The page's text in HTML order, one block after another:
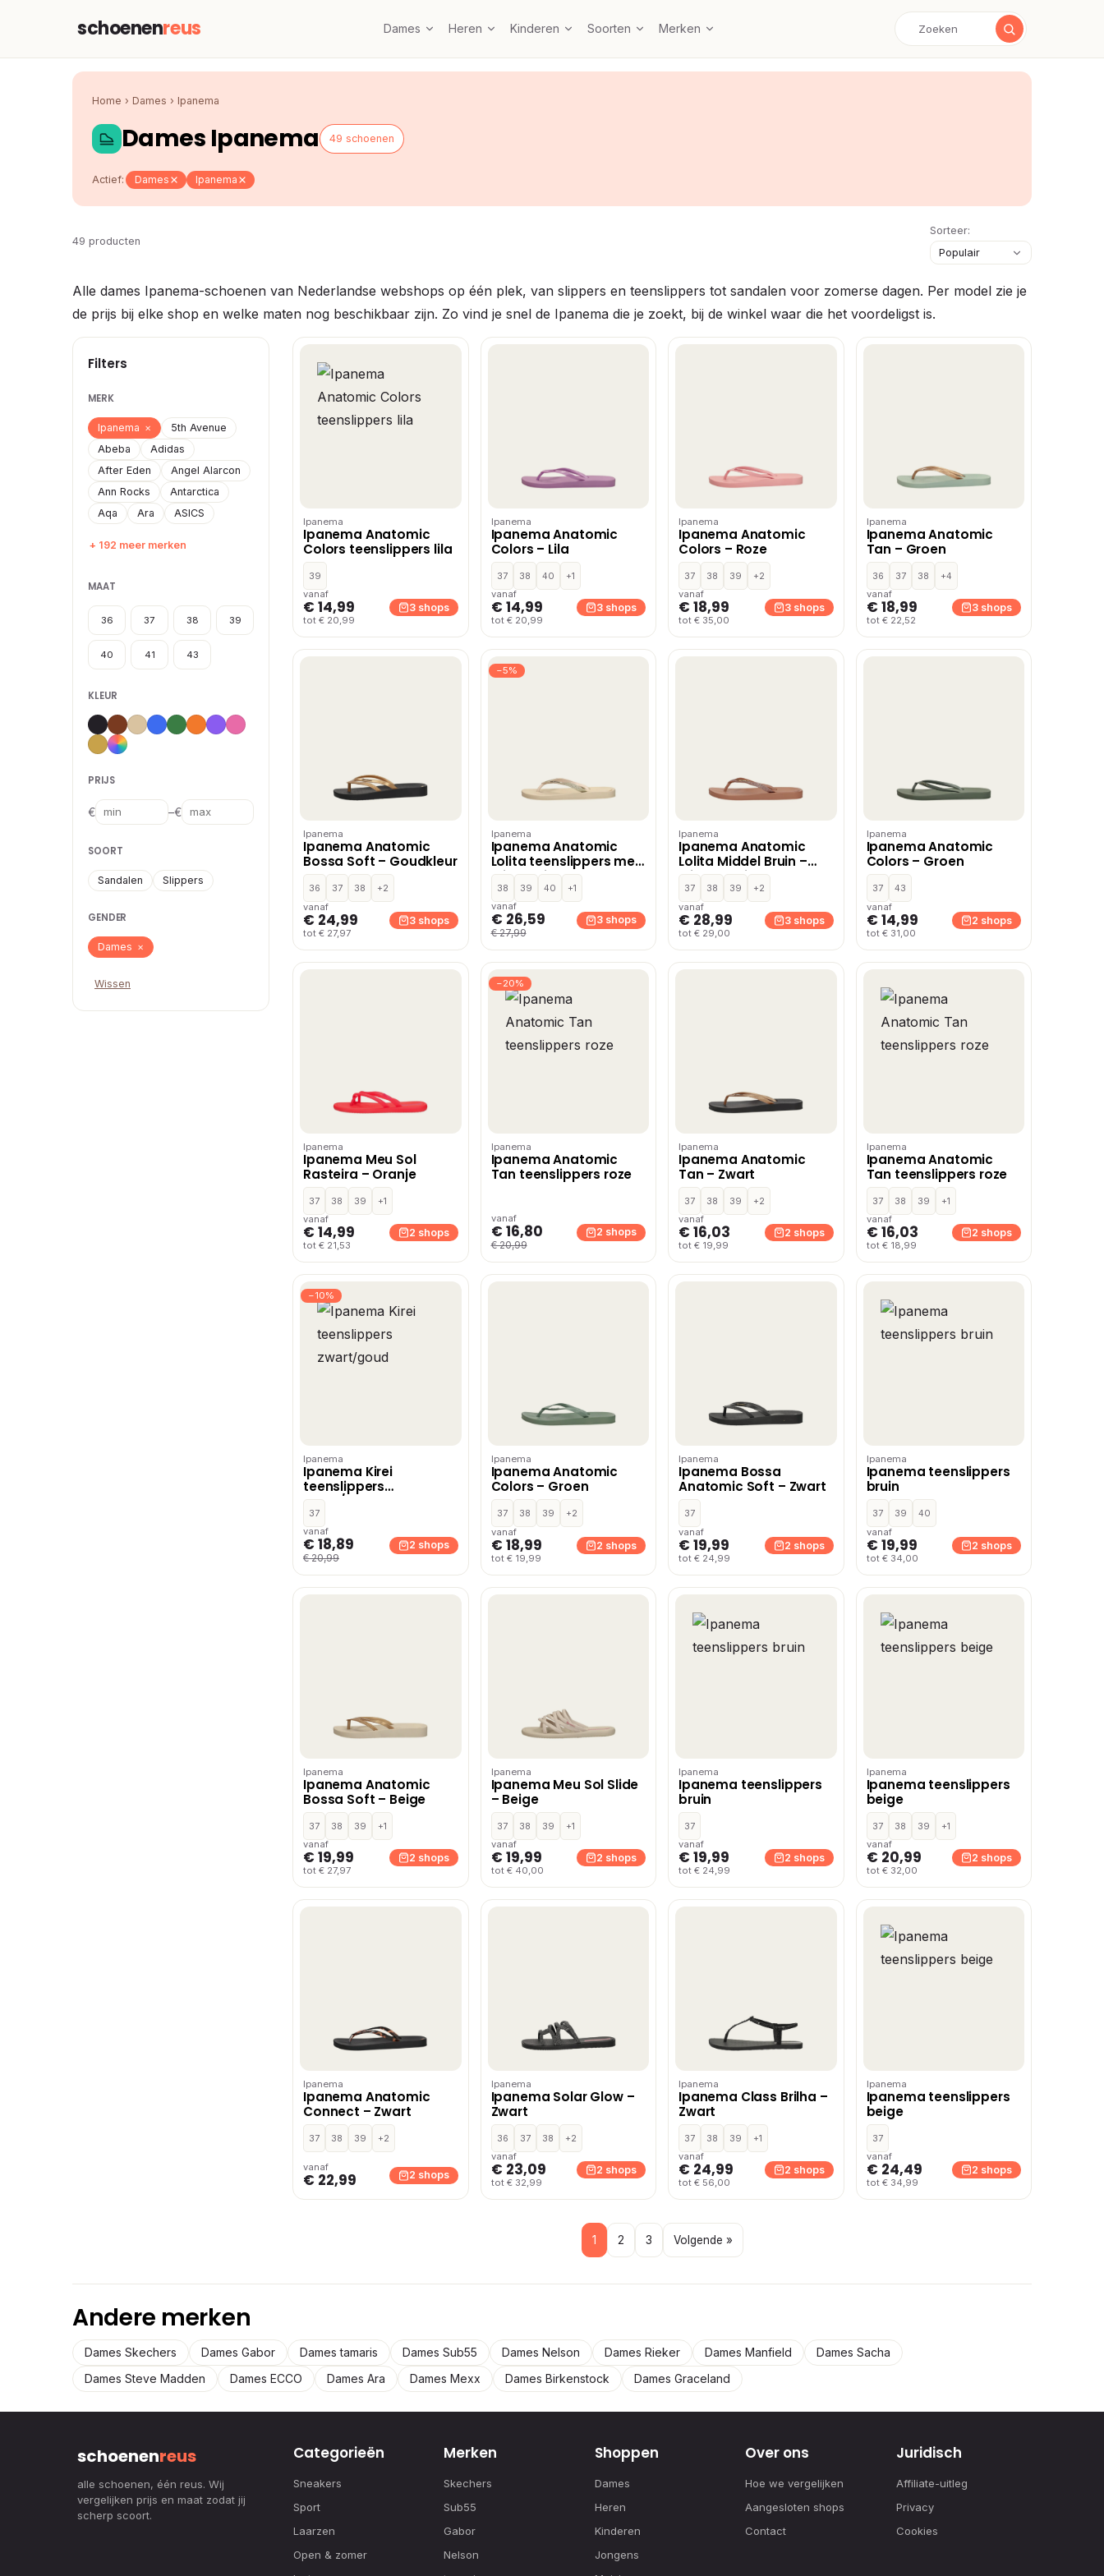
schoenenreus Dames Heren Kinderen Soorten Merken
Home › Dames › Ipanema
Dames Ipanema 49 schoenen
Actief: Dames Ipanema
49 producten
Sorteer:
Alle dames Ipanema-schoenen van Nederlandse webshops op één plek, van slippers en teenslippers tot sandalen voor zomerse dagen. Per model zie je
de prijs bij elke shop en welke maten nog beschikbaar zijn. Zo vind je snel de Ipanema die je zoekt, bij de winkel waar die het voordeligst is.
Filters
MERK
Ipanema ×
5th Avenue
Abeba
Adidas
After Eden
Angel Alarcon
Ann Rocks
Antarctica
Aqa
Ara ASICS
+ 192 meer merken
MAAT
36 37 38 39
40 41 43
KLEUR
PRIJS
€ –€
SOORT
Sandalen Slippers
GENDER
Dames ×
Wissen
Ipanema
Ipanema Anatomic
Colors teenslippers lila
39
vanaf
€ 14,99
tot € 20,99
3 shops
Ipanema
Ipanema Anatomic
Colors – Lila
37 38 40
+1
vanaf
€ 14,99
tot € 20,99
3 shops
Ipanema
Ipanema Anatomic
Colors – Roze
37 38 39
+2
vanaf
€ 18,99
tot € 35,00
3 shops
Ipanema
Ipanema Anatomic
Tan – Groen
36 37 38
+4
vanaf
€ 18,99
tot € 22,52
3 shops
Ipanema
Ipanema Anatomic
Bossa Soft – Goudkleur
36 37 38
+2
vanaf
€ 24,99
tot € 27,97
3 shops
−5%
Ipanema
Ipanema Anatomic
Lolita teenslippers met
glitters lichtroze
38 39 40
+1
vanaf
€ 26,59
€ 27,99
3 shops
Ipanema
Ipanema Anatomic
Lolita Middel Bruin –
Middelbruin
37 38 39
+2
vanaf
€ 28,99
tot € 29,00
3 shops
Ipanema
Ipanema Anatomic
Colors – Groen
37
43
vanaf
€ 14,99
tot € 31,00
2 shops
Ipanema
Ipanema Meu Sol
Rasteira – Oranje
37 38 39
+1
vanaf
€ 14,99
tot € 21,53
2 shops
−20%
Ipanema
Ipanema Anatomic
Tan teenslippers roze
vanaf
€ 16,80
€ 20,99
2 shops
Ipanema
Ipanema Anatomic
Tan – Zwart
37 38 39
+2
vanaf
€ 16,03
tot € 19,99
2 shops
Ipanema
Ipanema Anatomic
Tan teenslippers roze
37 38 39
+1
vanaf
€ 16,03
tot € 18,99
2 shops
−10%
Ipanema
Ipanema Kirei
teenslippers
zwart/goud
37
vanaf
€ 18,89
€ 20,99
2 shops
Ipanema
Ipanema Anatomic
Colors – Groen
37 38 39
+2
vanaf
€ 18,99
tot € 19,99
2 shops
Ipanema
Ipanema Bossa
Anatomic Soft – Zwart
37
vanaf
€ 19,99
tot € 24,99
2 shops
Ipanema
Ipanema teenslippers
bruin
37 39
40
vanaf
€ 19,99
tot € 34,00
2 shops
Ipanema
Ipanema Anatomic
Bossa Soft – Beige
37 38 39
+1
vanaf
€ 19,99
tot € 27,97
2 shops
Ipanema
Ipanema Meu Sol Slide
– Beige
37 38 39
+1
vanaf
€ 19,99
tot € 40,00
2 shops
Ipanema
Ipanema teenslippers
bruin
37
vanaf
€ 19,99
tot € 24,99
2 shops
Ipanema
Ipanema teenslippers
beige
37 38 39
+1
vanaf
€ 20,99
tot € 32,00
2 shops
Ipanema
Ipanema Anatomic
Connect – Zwart
37 38 39 +2
vanaf
€ 22,99 2 shops
Ipanema
Ipanema Solar Glow –
Zwart
36 37 38
+2
vanaf
€ 23,09
tot € 32,99
2 shops
Ipanema
Ipanema Class Brilha –
Zwart
37 38 39
+1
vanaf
€ 24,99
tot € 56,00
2 shops
Ipanema
Ipanema teenslippers
beige
37
vanaf
€ 24,49
tot € 34,99
2 shops
1 2 3 Volgende »
Andere merken
Dames Skechers Dames Gabor Dames tamaris Dames Sub55 Dames Nelson Dames Rieker Dames Manfield
Dames Sacha
Dames Steve Madden
Dames ECCO Dames Ara Dames Mexx Dames Birkenstock Dames Graceland
schoenenreus
alle schoenen, één reus. Wij
vergelijken prijs en maat zodat jij
scherp scoort.
Categorieën
Sneakers
Sport
Laarzen
Open & zomer
Merken
Skechers
Sub55
Gabor
Nelson
Shoppen
Dames
Heren
Kinderen
Jongens
Over ons
Hoe we vergelijken
Aangesloten shops
Contact
Juridisch
Affiliate-uitleg
Privacy
Cookies